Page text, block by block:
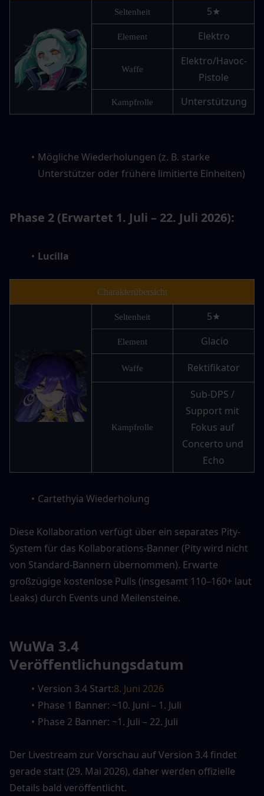
Seltenheit 5★
Element Elektro
Waffe
Elektro/Havoc-
Pistole
Kampfrolle Unterstützung
Mögliche Wiederholungen (z. B. starke
Unterstützer oder frühere limitierte Einheiten)
Phase 2 (Erwartet 1. Juli – 22. Juli 2026):
Lucilla
Charakterübersicht
Seltenheit 5★
Element Glacio
Waffe Rektifikator
Kampfrolle
Sub-DPS /
Support mit
Fokus auf
Concerto und
Echo
Cartethyia Wiederholung
Diese Kollaboration verfügt über ein separates Pity-
System für das Kollaborations-Banner (Pity wird nicht
von Standard-Bannern übernommen). Erwarte
großzügige kostenlose Pulls (insgesamt 110–160+ laut
Leaks) durch Events und Meilensteine.
WuWa 3.4
Veröffentlichungsdatum
Version 3.4 Start:8. Juni 2026
Phase 1 Banner: ~10. Juni – 1. Juli
Phase 2 Banner: ~1. Juli – 22. Juli
Der Livestream zur Vorschau auf Version 3.4 findet
gerade statt (29. Mai 2026), daher werden offizielle
Details bald veröffentlicht.